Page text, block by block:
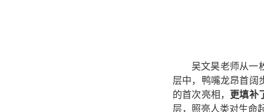
吴文昊老师从一
层中，鸭嘴龙昂首阔
的首次亮相，
更填补
层，照亮人类对生命